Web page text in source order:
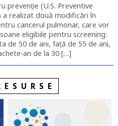
prevenție (U.S. Preventive
a realizat două modificări în
cancerul pulmonar, care vor
eligibile pentru screening:
de 50 de ani, față de 55 de ani,
an de la 30 […]